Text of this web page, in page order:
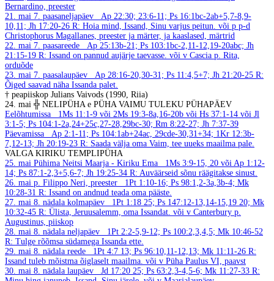
Bernardino, preester
21. mai 7. paasaneljapäev
Ap 22:30; 23:6-11; Ps 16:1bc-2ab+5,7-8,9-
10,11; Jh 17:20-26 R: Hoia mind, Issand, Sinu varjus peitun. või p p-d
Christophorus Magallanes, preester ja märter, ja kaaslased, märtrid
22. mai 7. paasareede
Ap 25:13b-21; Ps 103:1bc-2,11-12,19-20abc; Jh
21:15-19 R: Issand on pannud aujärje taevasse. või v Cascia p. Rita,
orduõde
23. mai 7. paasalaupäev Ap 28:16-20,30-31; Ps 11:4,5+7; Jh 21:20-25 R:
Õiged saavad näha Issanda palet.
† peapiiskop Julians Vaivods (1990, Riia)
24. mai ╬ NELIPÜHA e PÜHA VAIMU TULEKU PÜHAPÄEV
Eelõhtumissa
1Ms 11:1-9 või 2Ms 19:3-8a,16-20b või Hs 37:1-14 või Jl
3:1-5; Ps 104:1-2a,24+25c,27-28,29bc-30; Rm 8:22-27; Jh 7:37-39
Päevamissa
Ap 2:1-11; Ps 104:1ab+24ac, 29cde-30,31+34; 1Kr 12:3b-
7,12-13; Jh 20:19-23 R: Saada välja oma Vaim, tee uueks maailma pale.
VALGA KIRIKU TEMPLIPÜHA
25. mai Pühima Neitsi Maarja - Kiriku Ema
1Ms 3:9-15, 20 või Ap 1:12-
14; Ps 87:1-2,3+5,6-7; Jh 19:25-34 R: Auväärseid sõnu räägitakse sinust.
26. mai p. Filippo Neri, preester
1Pt 1:10-16; Ps 98:1,2-3a,3b-4; Mk
10:28-31 R: Issand on andnud teada oma pääste.
27. mai 8. nädala kolmapäev
1Pt 1:18 25; Ps 147:12-13,14-15,19 20; Mk
10:32-45 R: Ülista, Jeruusalemm, oma Issandat. või v Canterbury p.
Augustinus, piiskop
28. mai 8. nädala neljapäev
1Pt 2:2-5,9-12; Ps 100:2,3,4,5; Mk 10:46-52
R: Tulge rõõmsa südamega Issanda ette.
29. mai 8. nädala reede 1Pt 4:7 13; Ps 96:10,11-12,13; Mk 11:11-26 R:
Issand tuleb mõistma õiglaselt maailma. või v Püha Paulus VI, paavst
30. mai 8. nädala laupäev Jd 17:20 25; Ps 63:2,3-4,5-6; Mk 11:27-33 R: